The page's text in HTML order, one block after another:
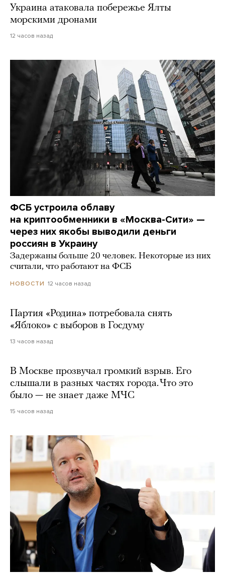
Украина атаковала побережье Ялты
морскими дронами
12 часов назад
ФСБ устроила облаву
на криптообменники в «Москва-Сити» —
через них якобы выводили деньги
россиян в Украину
Задержаны больше 20 человек. Некоторые из них
считали, что работают на ФСБ
НОВОСТИ 12 часов назад
Партия «Родина» потребовала снять
«Яблоко» с выборов в Госдуму
13 часов назад
В Москве прозвучал громкий взрыв. Его
слышали в разных частях города. Что это
было — не знает даже МЧС
15 часов назад